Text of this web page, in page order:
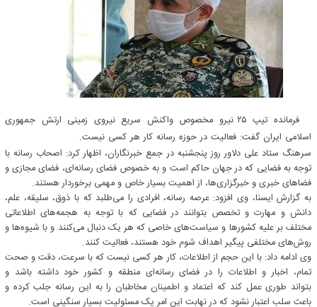
فرمانده تیپ ۲۵ نیرو مخصوص واکنش سریع نیروی زمینی ارتش جمهوری
اسلامی ایران گفت: فعالیت در حوزه رسانه کار هر کسی نیست.
سرهنگ ستاد علی دلاور روز پنجشنبه در جمع خبرنگاران، اظهار کرد: اصحاب رسانه با
توجه به فضایی که در جهان حاکم است و به خصوص فضای رسانه‌ای، فضای مجازی و
فضاهای خبری و خبرگزاری‌ها، از اهمیت بسیار خاص و مهمی برخوردار هستند.
به گزارش ایسنا، وی افزود: عرصه رسانه، افرادی را می‌طلبد که با ذوق، سلیقه، علم،
دانش و مهارت و تخصص بتوانند در فضایی که با توجه به هجمه‌های اطلاعاتی
مختلف بر علیه کشورها و سیاست‌های خاصی که هر یک دنبال می‌کنند و با شیوه‌ها و
روش‌های مختلفی پیگیر اهداف شوم خود هستند، فعالیت کنند.
وی ادامه داد: با این حجم از اطلاعات، کار هر کسی نیست که با سرعت، دقت و صحت
تمام، اخبار و اطلاعات را در فضای رسانه‌ای منطقه و کشور خود داشته باشد و
بتواند طوری عمل کند که اعتماد و اطمینان مخاطبان را به این رسانه جلب کرده و
باعث سلب اعتبار نشود که در نهابت این امر یک مسئولیت بسیار سنگینی است.